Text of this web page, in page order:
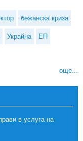
бежанска криза
Украйна ЕП
още...
в услуга на